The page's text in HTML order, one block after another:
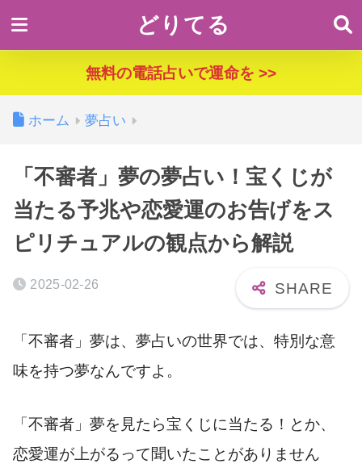
どりてる
無料の電話占いで運命を >>
ホーム 夢占い
「不審者」夢の夢占い！宝くじが
当たる予兆や恋愛運のお告げをス
ピリチュアルの観点から解説
2025-02-26
「不審者」夢は、夢占いの世界では、特別な意
味を持つ夢なんですよ。
「不審者」夢を見たら宝くじに当たる！とか、
恋愛運が上がるって聞いたことがありません